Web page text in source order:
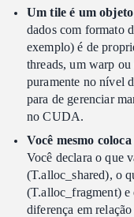
Um tile é um
dados com formato
exemplo) é de
threads, um warp ou
puramente no nível
para de gerenciar
no CUDA.
Você mesmo
Você declara o que
(T.alloc_shared), o
(T.alloc_fragment) e
diferença em